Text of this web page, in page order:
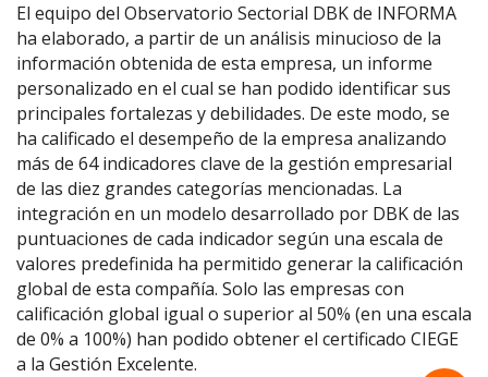
El equipo del Observatorio Sectorial DBK de INFORMA
ha elaborado, a partir de un análisis minucioso de la
información obtenida de esta empresa, un informe
personalizado en el cual se han podido identificar sus
principales fortalezas y debilidades. De este modo, se
ha calificado el desempeño de la empresa analizando
más de 64 indicadores clave de la gestión empresarial
de las diez grandes categorías mencionadas. La
integración en un modelo desarrollado por DBK de las
puntuaciones de cada indicador según una escala de
valores predefinida ha permitido generar la calificación
global de esta compañía. Solo las empresas con
calificación global igual o superior al 50% (en una escala
de 0% a 100%) han podido obtener el certificado CIEGE
a la Gestión Excelente.